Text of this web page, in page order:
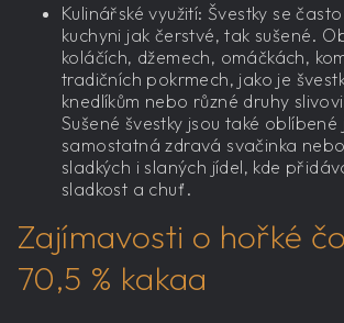
Kulinářské využití: Švestky se
kuchyni jak čerstvé, tak sušené.
koláčích, džemech, omáčkách,
tradičních pokrmech, jako je
knedlíkům nebo různé druhy
Sušené švestky jsou také oblíbené
samostatná zdravá svačinka
sladkých i slaných jídel, kde
sladkost a chuť.
Zajímavosti o hořké
70,5 % kakaa